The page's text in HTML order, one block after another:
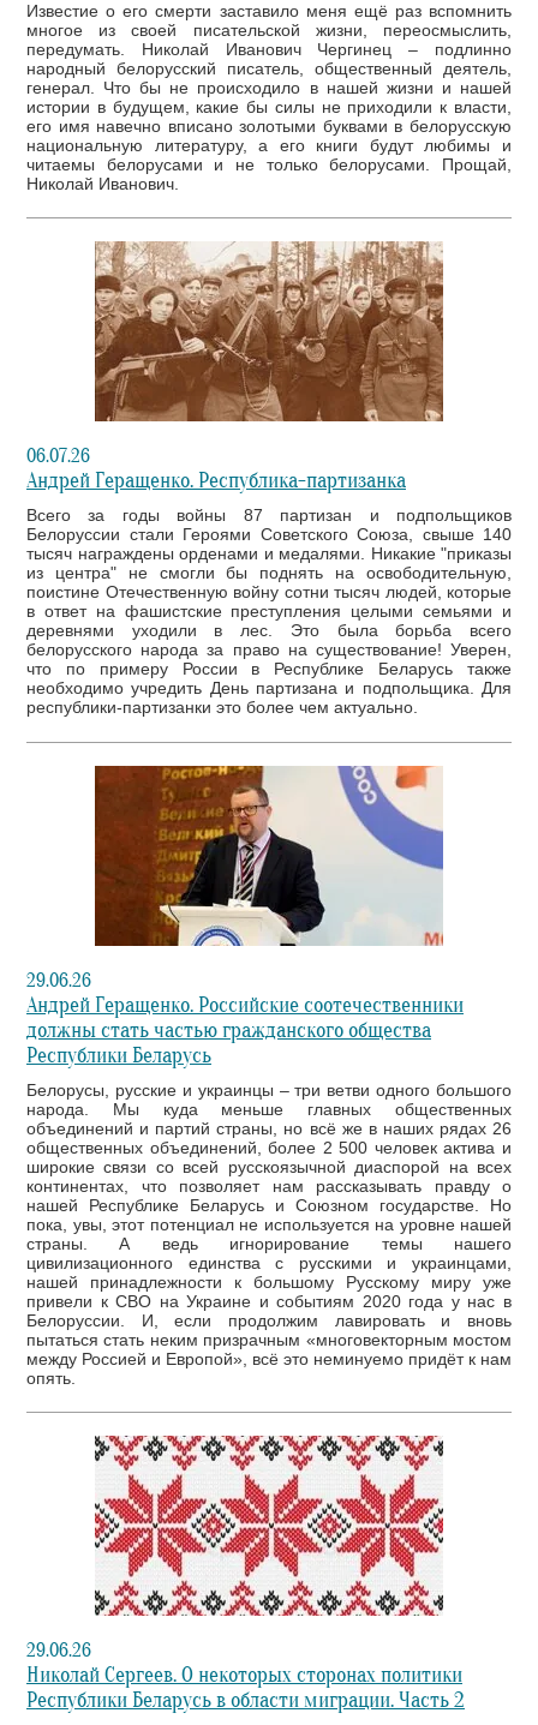
Известие о его смерти заставило меня ещё раз вспомнить
многое из своей писательской жизни, переосмыслить,
передумать. Николай Иванович Чергинец – подлинно
народный белорусский писатель, общественный деятель,
генерал. Что бы не происходило в нашей жизни и нашей
истории в будущем, какие бы силы не приходили к власти,
его имя навечно вписано золотыми буквами в белорусскую
национальную литературу, а его книги будут любимы и
читаемы белорусами и не только белорусами. Прощай,
Николай Иванович.
06.07.26
Андрей Геращенко. Республика-партизанка
Всего за годы войны 87 партизан и подпольщиков
Белоруссии стали Героями Советского Союза, свыше 140
тысяч награждены орденами и медалями. Никакие "приказы
из центра" не смогли бы поднять на освободительную,
поистине Отечественную войну сотни тысяч людей, которые
в ответ на фашистские преступления целыми семьями и
деревнями уходили в лес. Это была борьба всего
белорусского народа за право на существование! Уверен,
что по примеру России в Республике Беларусь также
необходимо учредить День партизана и подпольщика. Для
республики-партизанки это более чем актуально.
29.06.26
Андрей Геращенко. Российские соотечественники
должны стать частью гражданского общества
Республики Беларусь
Белорусы, русские и украинцы – три ветви одного большого
народа. Мы куда меньше главных общественных
объединений и партий страны, но всё же в наших рядах 26
общественных объединений, более 2 500 человек актива и
широкие связи со всей русскоязычной диаспорой на всех
континентах, что позволяет нам рассказывать правду о
нашей Республике Беларусь и Союзном государстве. Но
пока, увы, этот потенциал не используется на уровне нашей
страны. А ведь игнорирование темы нашего
цивилизационного единства с русскими и украинцами,
нашей принадлежности к большому Русскому миру уже
привели к СВО на Украине и событиям 2020 года у нас в
Белоруссии. И, если продолжим лавировать и вновь
пытаться стать неким призрачным «многовекторным мостом
между Россией и Европой», всё это неминуемо придёт к нам
опять.
29.06.26
Николай Сергеев. О некоторых сторонах политики
Республики Беларусь в области миграции. Часть 2